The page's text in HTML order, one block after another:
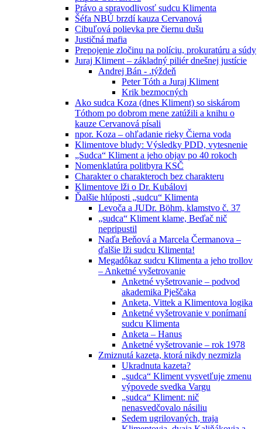
Právo a spravodlivosť sudcu Klimenta
Šéfa NBÚ brzdí kauza Cervanová
Cibuľová polievka pre čiernu dušu
Justičná mafia
Prepojenie zločinu na políciu, prokuratúru a súdy
Juraj Kliment – základný piliér dnešnej justície
Andrej Bán - .týždeň
Peter Tóth a Juraj Kliment
Krik bezmocných
Ako sudca Koza (dnes Kliment) so siskárom
Tóthom po dobrom mene zatúžili a knihu o
kauze Cervanová písali
npor. Koza – ohľadanie rieky Čierna voda
Klimentove bludy: Výsledky PDD, vytesnenie
„Sudca“ Kliment a jeho objav po 40 rokoch
Nomenklatúra politbyra KSČ
Charakter o charakteroch bez charakteru
Klimentove lži o Dr. Kubálovi
Ďalšie hlúposti „sudcu“ Klimenta
Levoča a JUDr. Böhm, klamstvo č. 37
„sudca“ Kliment klame, Beďač nič
nepripustil
Naďa Beňová a Marcela Čermanova –
ďalšie lži sudcu Klimenta!
Megadôkaz sudcu Klimenta a jeho trollov
– Anketné vyšetrovanie
Anketné vyšetrovanie – podvod
akademika Pješčaka
Anketa, Vittek a Klimentova logika
Anketné vyšetrovanie v ponímaní
sudcu Klimenta
Anketa – Hanus
Anketné vyšetrovanie – rok 1978
Zmiznutá kazeta, ktorá nikdy nezmizla
Ukradnuta kazeta?
„sudca“ Kliment vysvetľuje zmenu
výpovede svedka Vargu
„sudca“ Kliment: nič
nenasvedčovalo násiliu
Sedem ugrilovaných, traja